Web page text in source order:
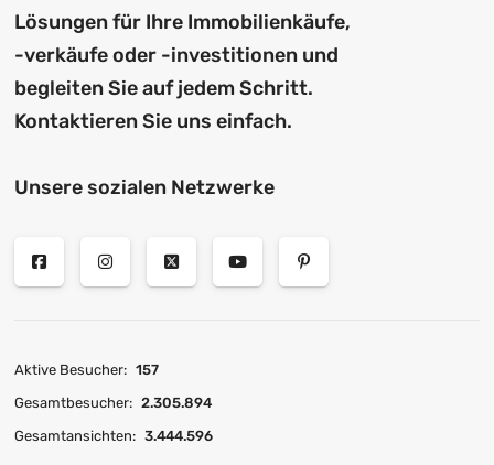
Lösungen für Ihre Immobilienkäufe,
-verkäufe oder -investitionen und
begleiten Sie auf jedem Schritt.
Kontaktieren Sie uns einfach.
Unsere sozialen Netzwerke
Aktive Besucher: 157
Gesamtbesucher: 2.305.894
Gesamtansichten: 3.444.596